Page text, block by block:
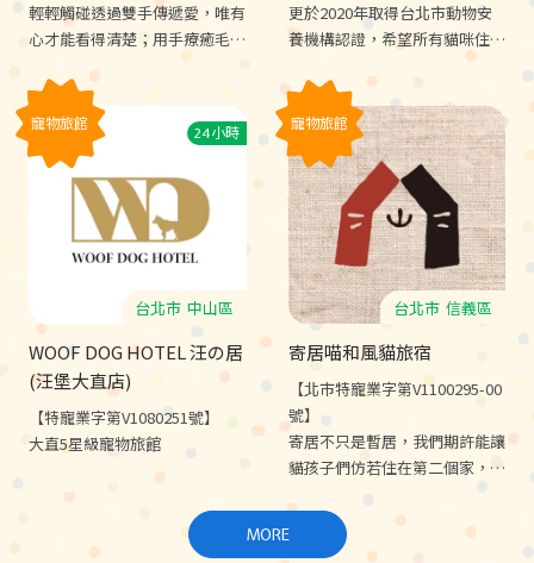
輕輕觸碰透過雙手傳遞愛，唯有
心才能看得清楚；用手療癒毛
孩，盼望所有的小動物都能擁有
舒適的生活質素。
更於2020年取得台北市動物安
養機構認證，希望所有貓咪住宿
都能像度假一般放鬆舒適自在。
有間貓旅，您唯一的貓旅。★安
養機構、老齡照護、貓行為訓
練、寄養住宿★
24小時
寵物旅館
台北市 中山區
WOOF DOG HOTEL 汪の居
(汪堡大直店)
【特寵業字第V1080251號】
大直5星級寵物旅館
寵物旅館
台北市 信義區
寄居喵和風貓旅宿
【北市特寵業字第V1100295-00
號】
寄居不只是暫居，我們期許能讓
貓孩子們仿若住在第二個家，安
居喵找到極簡、寧靜、留白的意
義。
MORE